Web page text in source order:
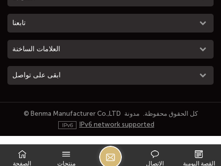
تابعنا
العلامات الساخنة
ابقى على تواصل
© Benma Manufacturer Co.,LTD كل الحقوق محفوظة. مدونة
IPv6 network supported
الصفحة منتجات القصة اليومية الاتصال